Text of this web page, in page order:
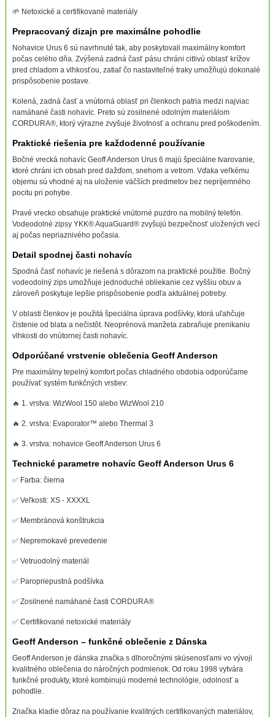
🌱 Netoxické a certifikované materiály
Prepracovaný dizajn pre maximálne pohodlie
Nohavice Urus 6 sú navrhnuté tak, aby poskytovali maximálny komfort
počas celého dňa. Zvýšená zadná časť pásu chráni citlivú oblasť krížov
pred chladom a vlhkosťou, zatiaľ čo nastaviteľné traky umožňujú dokonalé
prispôsobenie postave.
Kolená, zadná časť a vnútorná oblasť pri členkoch patria medzi najviac
namáhané časti nohavíc. Preto sú zosilnené odolným materiálom
CORDURA®, ktorý výrazne zvyšuje životnosť a ochranu pred poškodením.
Praktické riešenia pre každodenné používanie
Bočné vrecká nohavíc Geoff Anderson Urus 6 majú špeciálne tvarovanie,
ktoré chráni ich obsah pred dažďom, snehom a vetrom. Vďaka veľkému
objemu sú vhodné aj na uloženie väčších predmetov bez nepríjemného
pocitu pri pohybe.
Pravé vrecko obsahuje praktické vnútorné puzdro na mobilný telefón.
Vodeodolné zipsy YKK® AquaGuard® zvyšujú bezpečnosť uložených vecí
aj počas nepriaznivého počasia.
Detail spodnej časti nohavíc
Spodná časť nohavíc je riešená s dôrazom na praktické použitie. Bočný
vodeodolný zips umožňuje jednoduché obliekanie cez vyššiu obuv a
zároveň poskytuje lepšie prispôsobenie podľa aktuálnej potreby.
V oblasti členkov je použitá špeciálna úprava podšívky, ktorá uľahčuje
čistenie od blata a nečistôt. Neoprénová manžeta zabraňuje prenikaniu
vlhkosti do vnútornej časti nohavíc.
Odporúčané vrstvenie oblečenia Geoff Anderson
Pre maximálny tepelný komfort počas chladného obdobia odporúčame
používať systém funkčných vrstiev:
🔥 1. vrstva: WizWool 150 alebo WizWool 210
🔥 2. vrstva: Evaporator™ alebo Thermal 3
🔥 3. vrstva: nohavice Geoff Anderson Urus 6
Technické parametre nohavíc Geoff Anderson Urus 6
✅ Farba: čierna
✅ Veľkosti: XS - XXXXL
✅ Membránová konštrukcia
✅ Nepremokavé prevedenie
✅ Vetruodolný materiál
✅ Paropriepustná podšívka
✅ Zosilnené namáhané časti CORDURA®
✅ Certifikované netoxické materiály
Geoff Anderson – funkčné oblečenie z Dánska
Geoff Anderson je dánska značka s dlhoročnými skúsenosťami vo vývoji
kvalitného oblečenia do náročných podmienok. Od roku 1998 vytvára
funkčné produkty, ktoré kombinujú moderné technológie, odolnosť a
pohodlie.
Značka kladie dôraz na používanie kvalitných certifikovaných materiálov,